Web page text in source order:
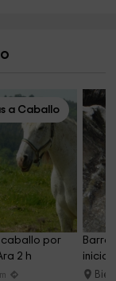
a Caballo
caballo por
2 h